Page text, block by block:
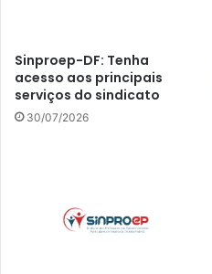
Sinproep-DF: Tenha
acesso aos principais
serviços do sindicato
30/07/2026